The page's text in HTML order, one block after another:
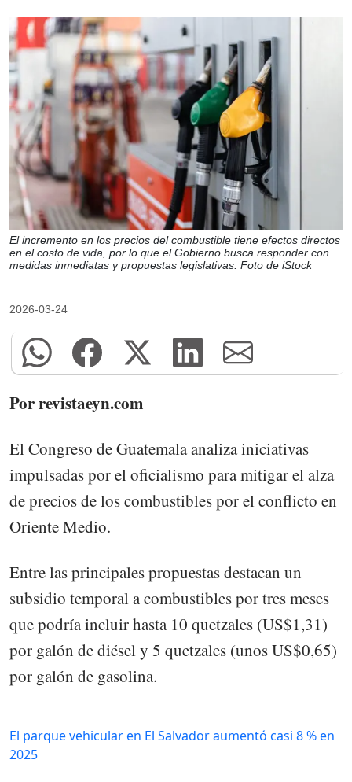
El incremento en los precios del combustible tiene efectos directos
en el costo de vida, por lo que el Gobierno busca responder con
medidas inmediatas y propuestas legislativas. Foto de iStock
2026-03-24
Por revistaeyn.com
El Congreso de Guatemala analiza iniciativas
impulsadas por el oficialismo para mitigar el alza
de precios de los combustibles por el conflicto en
Oriente Medio.
Entre las principales propuestas destacan un
subsidio temporal a combustibles por tres meses
que podría incluir hasta 10 quetzales (US$1,31)
por galón de diésel y 5 quetzales (unos US$0,65)
por galón de gasolina.
El parque vehicular en El Salvador aumentó casi 8 % en
2025